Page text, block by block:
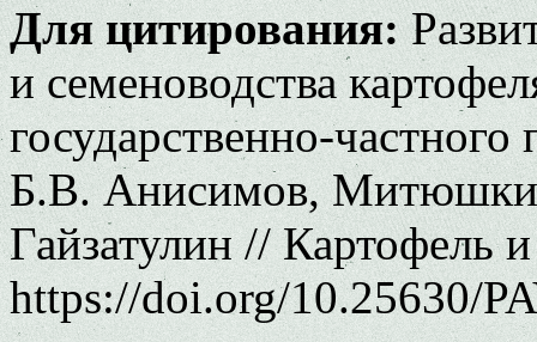
Для цитирования:
и семеноводства
государственно-
Б.В. Анисимов,
Гайзатулин //
https://doi.org/10.25630/